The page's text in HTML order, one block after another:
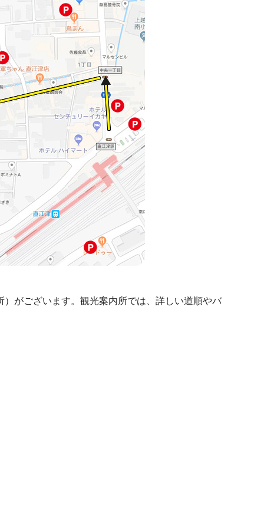
がございます。観光案内所では、詳しい道順やバ